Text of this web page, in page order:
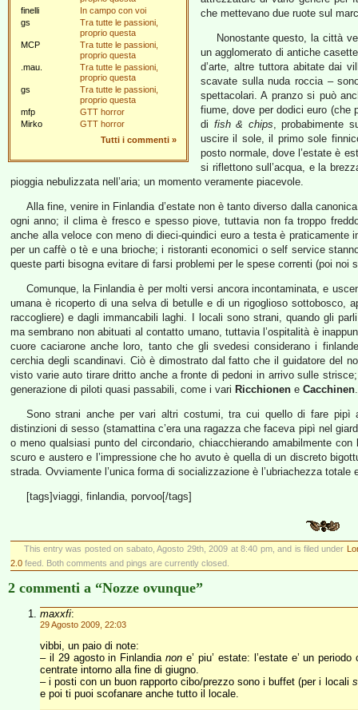
finelli
In campo con voi
gs
Tra tutte le passioni,
proprio questa
MCP
Tra tutte le passioni,
proprio questa
.mau.
Tra tutte le passioni,
proprio questa
gs
Tra tutte le passioni,
proprio questa
mfp
GTT horror
Mirko
GTT horror
Tutti i commenti »
che mettevano due ruote sul
Nonostante questo, la città
un agglomerato di antiche
d’arte, altre tuttora abitate dai
scavate sulla nuda roccia –
spettacolari. A pranzo si può
fiume, dove per dodici euro (che
di fish & chips, probabimente
uscire il sole, il primo sole
posto normale, dove l’estate è
si riflettono sull’acqua, e la
pioggia nebulizzata nell’aria; un momento veramente piacevole.
Alla fine, venire in Finlandia d’estate non è tanto diverso dalla
ogni anno; il clima è fresco e spesso piove, tuttavia non fa troppo
anche alla veloce con meno di dieci-quindici euro a testa è praticamente
per un caffè o tè e una brioche; i ristoranti economici o self service
queste parti bisogna evitare di farsi problemi per le spese correnti (poi noi
Comunque, la Finlandia è per molti versi ancora incontaminata, e
umana è ricoperto di una selva di betulle e di un rigoglioso sottobosco,
raccogliere) e dagli immancabili laghi. I locali sono strani, quando gli
ma sembrano non abituati al contatto umano, tuttavia l’ospitalità è
cuore caciarone anche loro, tanto che gli svedesi considerano i
cerchia degli scandinavi. Ciò è dimostrato dal fatto che il guidatore del
visto varie auto tirare dritto anche a fronte di pedoni in arrivo sulle
generazione di piloti quasi passabili, come i vari Ricchionen e Cacchinen.
Sono strani anche per vari altri costumi, tra cui quello di fare pipì
distinzioni di sesso (stamattina c’era una ragazza che faceva pipì nel
o meno qualsiasi punto del circondario, chiacchierando amabilmente
scuro e austero e l’impressione che ho avuto è quella di un discreto
strada. Ovviamente l’unica forma di socializzazione è l’ubriachezza
[tags]viaggi, finlandia, porvoo[/tags]
This entry was posted on sabato, Agosto 29th, 2009 at 8:40 pm, and is filed under
2.0 feed. Both comments and pings are currently closed.
2 commenti a “Nozze ovunque”
maxxfi:
29 Agosto 2009, 22:03
vibbi, un paio di note:
– il 29 agosto in Finlandianon e’ piu’ estate: l’estate e’ un
centrate intorno alla fine di giugno.
– i posti con un buon rapporto cibo/prezzo sono i buffet (per i locali
e poi ti puoi scofanare anche tutto il locale.